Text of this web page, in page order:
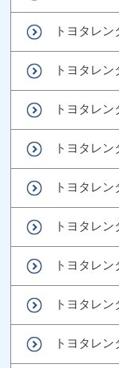
トヨタレ
トヨタレ
トヨタレ
トヨタレ
トヨタレ
トヨタレ
トヨタレ
トヨタレ
トヨタレ